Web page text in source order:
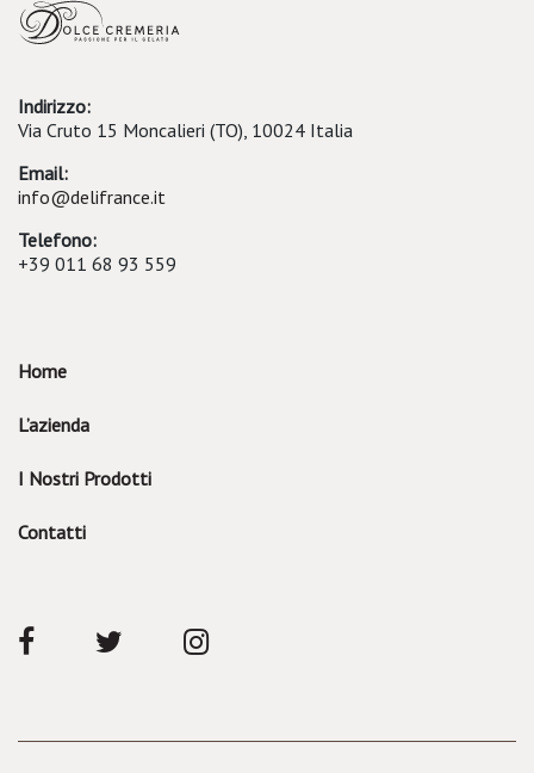
Indirizzo:
Via Cruto 15 Moncalieri (TO), 10024 Italia
Email:
info@delifrance.it
Telefono:
+39 011 68 93 559
Home
L’azienda
I Nostri Prodotti
Contatti